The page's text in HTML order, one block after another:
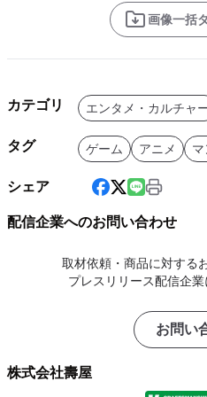
画像一括
カテゴリ エンタメ・カルチャ
タグ ゲーム アニメ
シェア
配信企業へのお問い合わせ
取材依頼・商品に対する
プレスリリース配信企業
お問い
株式会社壽屋